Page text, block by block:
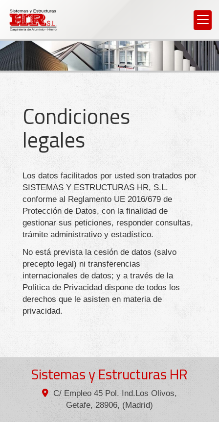
Condiciones
legales
Los datos facilitados por usted son tratados por
SISTEMAS Y ESTRUCTURAS HR, S.L.
conforme al Reglamento UE 2016/679 de
Protección de Datos, con la finalidad de
gestionar sus peticiones, responder consultas,
trámite administrativo y estadístico.
No está prevista la cesión de datos (salvo
precepto legal) ni transferencias
internacionales de datos; y a través de la
Política de Privacidad dispone de todos los
derechos que le asisten en materia de
privacidad.
Sistemas y Estructuras HR
C/ Empleo 45 Pol. Ind.Los Olivos,
Getafe,28906, (Madrid)